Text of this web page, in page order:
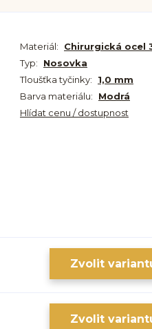
Materiál:
Chirurgická ocel
Typ:
Nosovka
Tloušťka tyčinky:
1,0 mm
Barva materiálu:
Modrá
Hlídat cenu / dostupnost
Zvolit
Zvolit